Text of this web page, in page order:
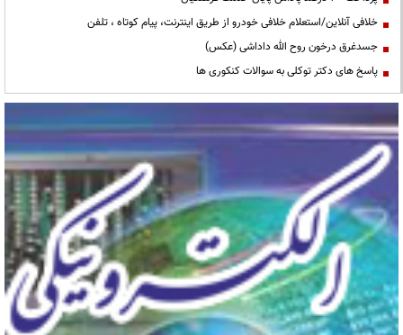
خلافی آنلاین/استعلام خلافی خودرو از طریق اینترنت، پیام کوتاه ، تلفن
جسدغرق درخون روح الله داداشی (عکس)
پاسخ های دکتر توکلی به سوالات کنکوری ها